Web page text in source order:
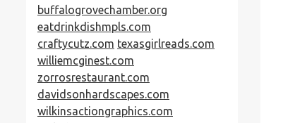
buffalogrovechamber.org
eatdrinkdishmpls.com
craftycutz.com texasgirlreads.com
williemcginest.com
zorrosrestaurant.com
davidsonhardscapes.com
wilkinsactiongraphics.com